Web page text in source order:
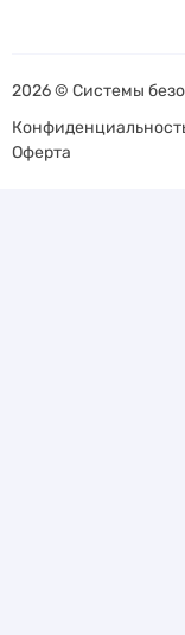
2026 © Системы
Оферта